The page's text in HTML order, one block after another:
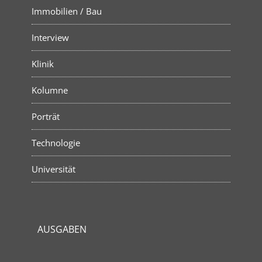
Immobilien / Bau
Interview
Klinik
Kolumne
Porträt
Technologie
Universität
AUSGABEN